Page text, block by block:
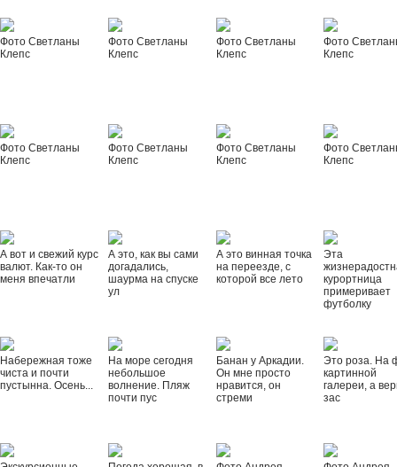
Фото Светланы
Клепс
Фото Светланы
Клепс
Фото Светланы
Клепс
Фото
Клепс
Фото Светланы
Клепс
Фото Светланы
Клепс
Фото Светланы
Клепс
Фото
Клепс
А вот и свежий курс
валют. Как-то он
меня впечатли
А это, как вы сами
догадались,
шаурма на спуске
ул
А это винная точка
на переезде, с
которой все лето
Эта
курортница
примеривает
футболку
Набережная тоже
чиста и почти
пустынна. Осень...
На море сегодня
небольшое
волнение. Пляж
почти пус
Банан у Аркадии.
Он мне просто
нравится, он
стреми
Это роза. На
картинной
галереи, а
зас